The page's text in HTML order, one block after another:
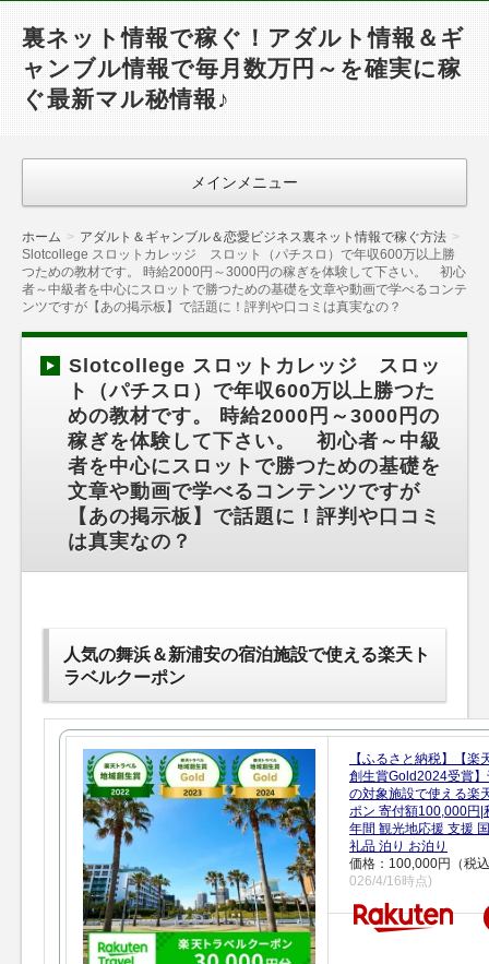
裏ネット情報で稼ぐ！アダルト情報＆ギ
ャンブル情報で毎月数万円～を確実に稼
ぐ最新マル秘情報♪
メインメニュー
ホーム
アダルト＆ギャンブル＆恋愛ビジネス裏ネット情報で稼ぐ方法
Slotcollege スロットカレッジ スロット（パチスロ）で年収600万以上勝
つための教材です。 時給2000円～3000円の稼ぎを体験して下さい。 初心
者～中級者を中心にスロットで勝つための基礎を文章や動画で学べるコンテ
ンツですが【あの掲示板】で話題に！評判や口コミは真実なの？
Slotcollege スロットカレッジ スロッ
ト（パチスロ）で年収600万以上勝つた
めの教材です。 時給2000円～3000円の
稼ぎを体験して下さい。 初心者～中級
者を中心にスロットで勝つための基礎を
文章や動画で学べるコンテンツですが
【あの掲示板】で話題に！評判や口コミ
は真実なの？
人気の舞浜＆新浦安の宿泊施設で使える楽天ト
ラベルクーポン
【ふるさと納税】【楽
創生賞Gold2024受賞
の対象施設で使える楽
ポン 寄付額100,000円|
年間 観光地応援 支援
礼品 泊り お泊り
価格：100,000円（税
026/4/16時点)